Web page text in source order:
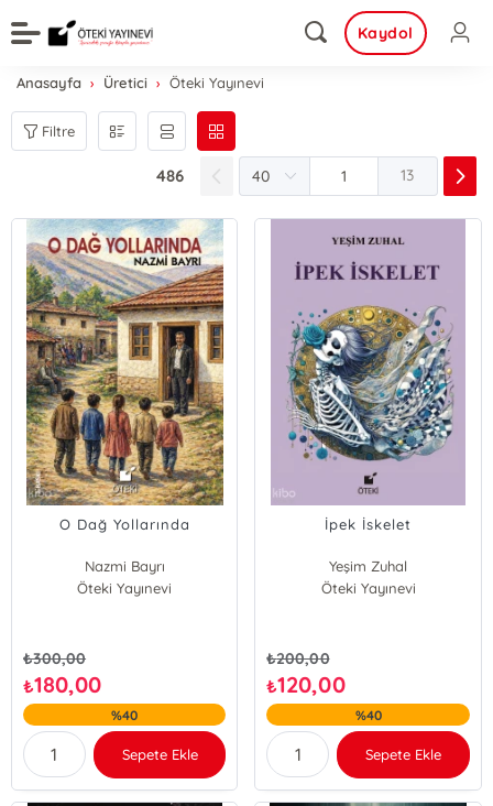
Kaydol
Anasayfa Üretici Öteki Yayınevi
Filtre
486 13
O Dağ Yollarında
Nazmi Bayrı
Öteki Yayınevi
₺300,00
₺180,00
%40
Sepete Ekle
İpek İskelet
Yeşim Zuhal
Öteki Yayınevi
₺200,00
₺120,00
%40
Sepete Ekle